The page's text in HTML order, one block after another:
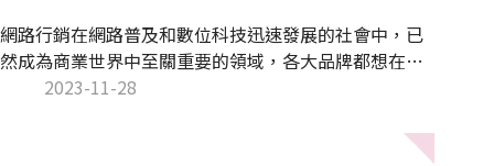
網路行銷在網路普及和數位科技迅速發展的社會中，已
然成為商業世界中至關重要的領域，各大品牌都想在網
路世界中脫穎而出，獲得最大曝光與流量。當企業與品
場。本文將介紹網路行銷的具體意涵，分享網路行銷三
2023-11-28